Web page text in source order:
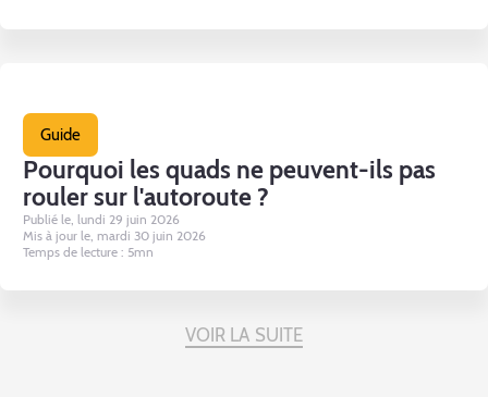
Guide
Pourquoi les quads ne peuvent-ils pas
rouler sur l'autoroute ?
Publié le, lundi 29 juin 2026
Mis à jour le, mardi 30 juin 2026
Temps de lecture : 5mn
VOIR LA SUITE